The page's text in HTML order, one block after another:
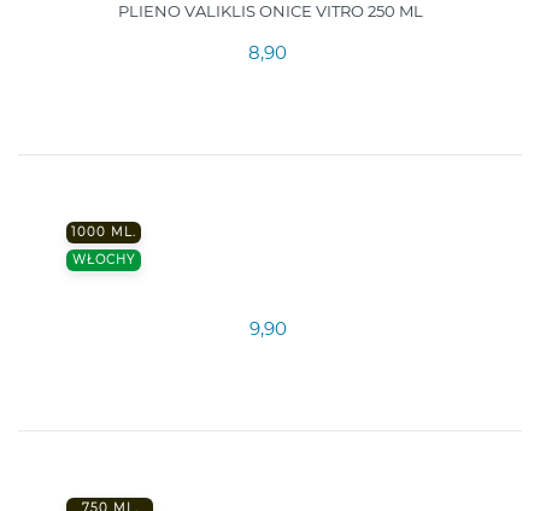
PLIENO VALIKLIS ONICE VITRO 250 ML
8,90
1000 ML.
WŁOCHY
9,90